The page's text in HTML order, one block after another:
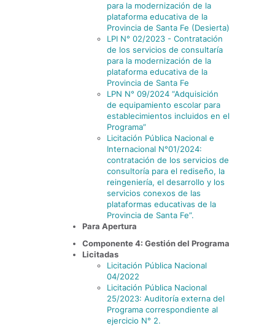
para la modernización de la
plataforma educativa de la
Provincia de Santa Fe (Desierta)
LPI N° 02/2023 - Contratación
de los servicios de consultaría
para la modernización de la
plataforma educativa de la
Provincia de Santa Fe
LPN N° 09/2024 “Adquisición
de equipamiento escolar para
establecimientos incluidos en el
Programa”
Licitación Pública Nacional e
Internacional N°01/2024:
contratación de los servicios de
consultoría para el rediseño, la
reingeniería, el desarrollo y los
servicios conexos de las
plataformas educativas de la
Provincia de Santa Fe”.
Para Apertura
Componente 4: Gestión del Programa
Licitadas
Licitación Pública Nacional
04/2022
Licitación Pública Nacional
25/2023: Auditoría externa del
Programa correspondiente al
ejercicio N° 2.